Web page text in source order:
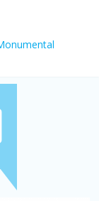
décadas y ya
el sector
consumo
país, un 5,9%
bajó un 12,6%